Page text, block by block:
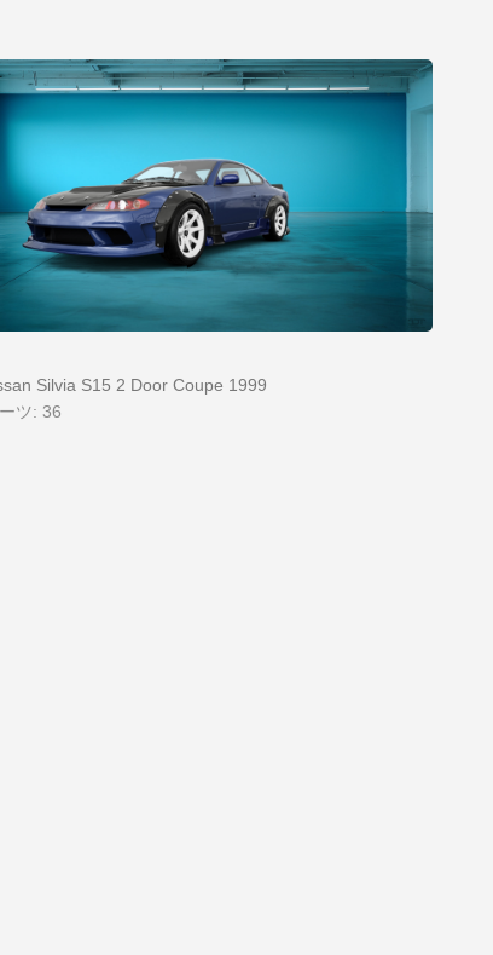
Silvia S15 2 Door Coupe 1999
ツ: 36